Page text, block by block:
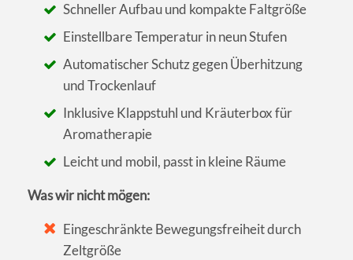
Schneller Aufbau und kompakte Faltgröße
Einstellbare Temperatur in neun Stufen
Automatischer Schutz gegen Überhitzung
und Trockenlauf
Inklusive Klappstuhl und Kräuterbox für
Aromatherapie
Leicht und mobil, passt in kleine Räume
Was wir nicht mögen:
Eingeschränkte Bewegungsfreiheit durch
Zeltgröße